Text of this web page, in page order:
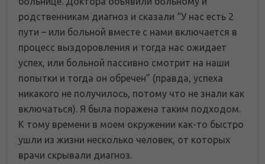
родственникам диагноз и сказали “У нас есть 2
пути – или больной вместе с нами включается в
процесс выздоровления и тогда нас ожидает
успех, или больной пассивно смотрит на наши
попытки и тогда он обречен” (правда, успеха
никакого не получилось, потому что не знали как
включаться). Я была поражена таким подходом.
К тому времени в моем окружении как-то быстро
ушли из жизни несколько человек, от которых
врачи скрывали диагноз.